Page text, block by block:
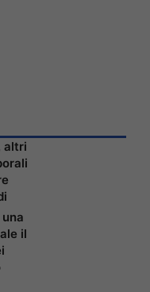
altri
il